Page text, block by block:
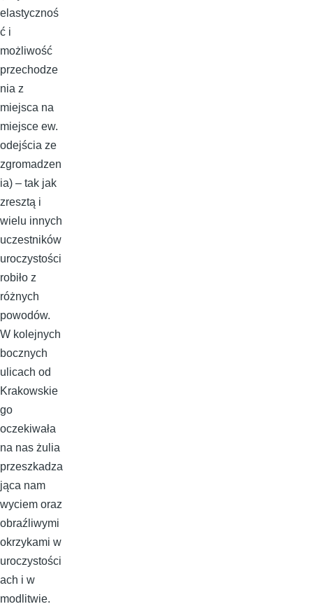
elastycznoś
ć i
możliwość
przechodze
nia z
miejsca na
miejsce ew.
odejścia ze
zgromadzen
ia) – tak jak
zresztą i
wielu innych
uczestników
uroczystości
robiło z
różnych
powodów.
W kolejnych
bocznych
ulicach od
Krakowskie
go
oczekiwała
na nas żulia
przeszkadza
jąca nam
wyciem oraz
obraźliwymi
okrzykami w
uroczystości
ach i w
modlitwie.